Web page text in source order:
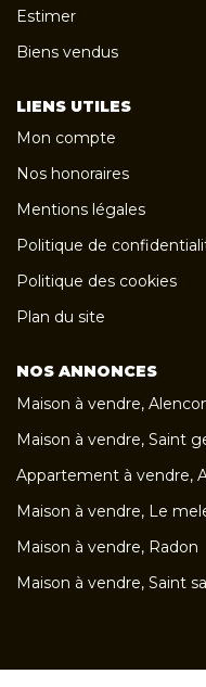
Estimer
Biens vendus
LIENS UTILES
Mon compte
Nos honoraires
Mentions légales
Politique de
Politique des cookies
Plan du site
NOS ANNONCES
Maison à vendre,
Maison à vendre, Saint
Appartement à vendre,
Maison à vendre, Le
Maison à vendre, Radon
Maison à vendre, Saint